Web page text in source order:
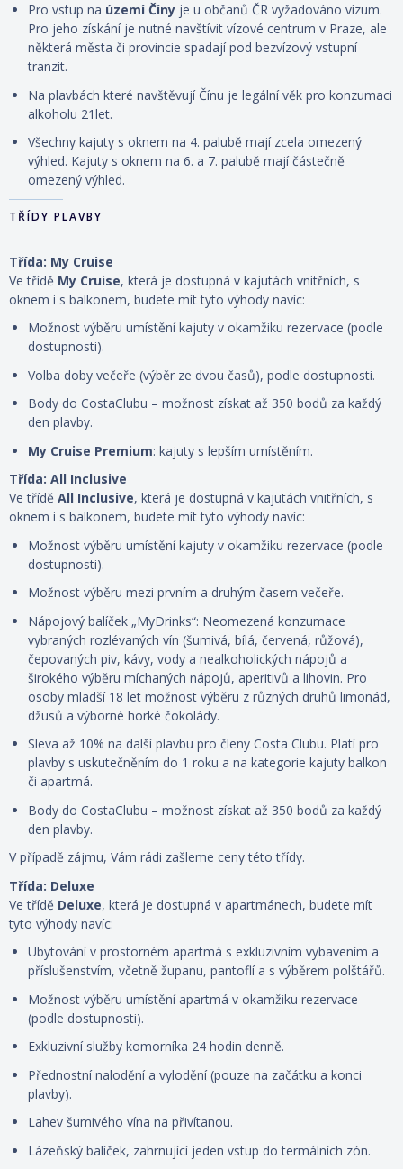
Pro vstup na území Číny je u občanů ČR vyžadováno vízum.
Pro jeho získání je nutné navštívit vízové centrum v Praze, ale
některá města či provincie spadají pod bezvízový vstupní
tranzit.
Na plavbách které navštěvují Čínu je legální věk pro konzumaci
alkoholu 21let.
Všechny kajuty s oknem na 4. palubě mají zcela omezený
výhled. Kajuty s oknem na 6. a 7. palubě mají částečně
omezený výhled.
TŘÍDY PLAVBY
Třída: My Cruise
Ve třídě My Cruise, která je dostupná v kajutách vnitřních, s
oknem i s balkonem, budete mít tyto výhody navíc:
Možnost výběru umístění kajuty v okamžiku rezervace (podle
dostupnosti).
Volba doby večeře (výběr ze dvou časů), podle dostupnosti.
Body do CostaClubu – možnost získat až 350 bodů za každý
den plavby.
My Cruise Premium: kajuty s lepším umístěním.
Třída: All Inclusive
Ve třídě All Inclusive, která je dostupná v kajutách vnitřních, s
oknem i s balkonem, budete mít tyto výhody navíc:
Možnost výběru umístění kajuty v okamžiku rezervace (podle
dostupnosti).
Možnost výběru mezi prvním a druhým časem večeře.
Nápojový balíček „MyDrinks“: Neomezená konzumace
vybraných rozlévaných vín (šumivá, bílá, červená, růžová),
čepovaných piv, kávy, vody a nealkoholických nápojů a
širokého výběru míchaných nápojů, aperitivů a lihovin. Pro
osoby mladší 18 let možnost výběru z různých druhů limonád,
džusů a výborné horké čokolády.
Sleva až 10% na další plavbu pro členy Costa Clubu. Platí pro
plavby s uskutečněním do 1 roku a na kategorie kajuty balkon
či apartmá.
Body do CostaClubu – možnost získat až 350 bodů za každý
den plavby.
V případě zájmu, Vám rádi zašleme ceny této třídy.
Třída: Deluxe
Ve třídě Deluxe, která je dostupná v apartmánech, budete mít
tyto výhody navíc:
Ubytování v prostorném apartmá s exkluzivním vybavením a
příslušenstvím, včetně županu, pantoflí a s výběrem polštářů.
Možnost výběru umístění apartmá v okamžiku rezervace
(podle dostupnosti).
Exkluzivní služby komorníka 24 hodin denně.
Přednostní nalodění a vylodění (pouze na začátku a konci
plavby).
Lahev šumivého vína na přivítanou.
Lázeňský balíček, zahrnující jeden vstup do termálních zón.